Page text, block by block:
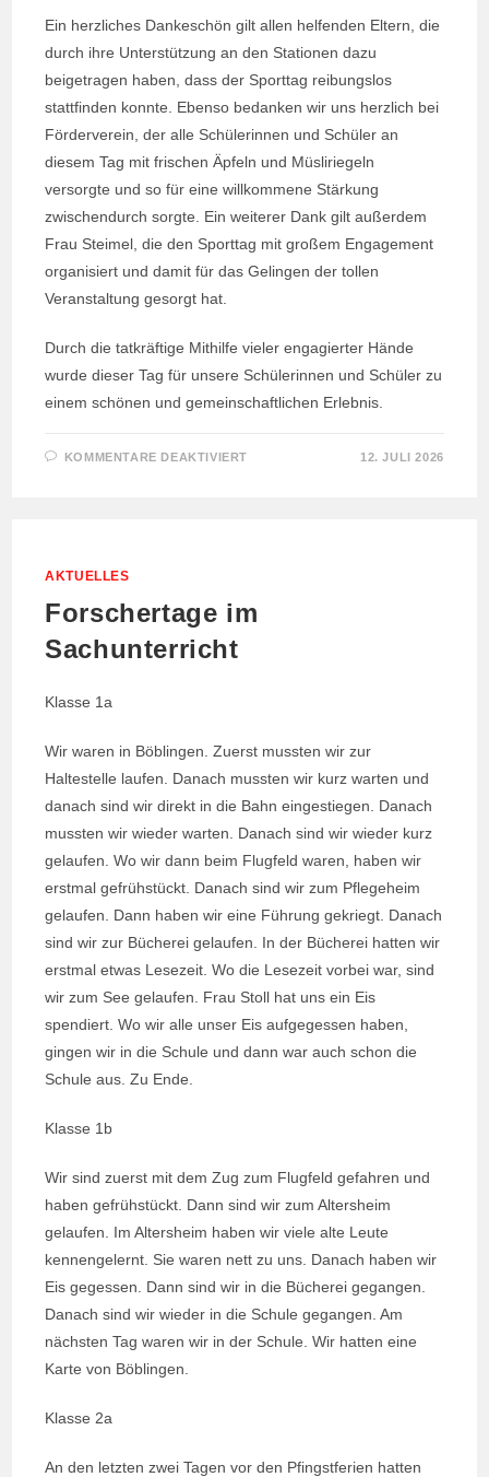
Ein herzliches Dankeschön gilt allen helfenden Eltern, die
durch ihre Unterstützung an den Stationen dazu
beigetragen haben, dass der Sporttag reibungslos
stattfinden konnte. Ebenso bedanken wir uns herzlich bei
Förderverein, der alle Schülerinnen und Schüler an
diesem Tag mit frischen Äpfeln und Müsliriegeln
versorgte und so für eine willkommene Stärkung
zwischendurch sorgte. Ein weiterer Dank gilt außerdem
Frau Steimel, die den Sporttag mit großem Engagement
organisiert und damit für das Gelingen der tollen
Veranstaltung gesorgt hat.
Durch die tatkräftige Mithilfe vieler engagierter Hände
wurde dieser Tag für unsere Schülerinnen und Schüler zu
einem schönen und gemeinschaftlichen Erlebnis.
KOMMENTARE DEAKTIVIERT 12. JULI 2026
AKTUELLES
Forschertage im
Sachunterricht
Klasse 1a
Wir waren in Böblingen. Zuerst mussten wir zur
Haltestelle laufen. Danach mussten wir kurz warten und
danach sind wir direkt in die Bahn eingestiegen. Danach
mussten wir wieder warten. Danach sind wir wieder kurz
gelaufen. Wo wir dann beim Flugfeld waren, haben wir
erstmal gefrühstückt. Danach sind wir zum Pflegeheim
gelaufen. Dann haben wir eine Führung gekriegt. Danach
sind wir zur Bücherei gelaufen. In der Bücherei hatten wir
erstmal etwas Lesezeit. Wo die Lesezeit vorbei war, sind
wir zum See gelaufen. Frau Stoll hat uns ein Eis
spendiert. Wo wir alle unser Eis aufgegessen haben,
gingen wir in die Schule und dann war auch schon die
Schule aus. Zu Ende.
Klasse 1b
Wir sind zuerst mit dem Zug zum Flugfeld gefahren und
haben gefrühstückt. Dann sind wir zum Altersheim
gelaufen. Im Altersheim haben wir viele alte Leute
kennengelernt. Sie waren nett zu uns. Danach haben wir
Eis gegessen. Dann sind wir in die Bücherei gegangen.
Danach sind wir wieder in die Schule gegangen. Am
nächsten Tag waren wir in der Schule. Wir hatten eine
Karte von Böblingen.
Klasse 2a
An den letzten zwei Tagen vor den Pfingstferien hatten